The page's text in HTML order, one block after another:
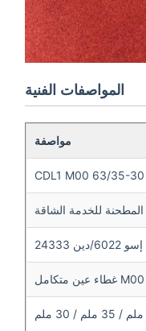
المواصفات الفنية
مواصفة
CDL1 M00 63/
للخدمة الشاقة